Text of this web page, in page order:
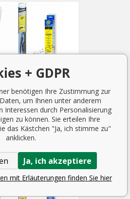
Verso 2001-09
(3 Varianten)
+ GDPR
benötigen Ihre Zustimmung zur
um Ihnen unter anderem
Interessen durch Personalisierung
zu können. Sie erteilen Ihre
das Kästchen "Ja, ich stimme zu"
anklicken.
Ja, ich akzeptiere
mit Erläuterungen finden Sie hier